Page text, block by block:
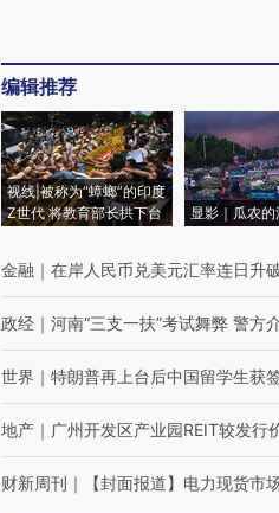
编辑推荐
视线|被称为“蟑螂”的印度
Z世代 将教育部长拱下台
显影｜瓜农
金融 ｜ 在岸人民币兑美元汇率连日升
政经 ｜ 河南“三支一扶”考试舞弊 警方
世界 ｜ 特朗普再上台后中国留学生获
地产 ｜ 广州开发区产业园REIT较发行
财新周刊 ｜ 【封面报道】电力现货市